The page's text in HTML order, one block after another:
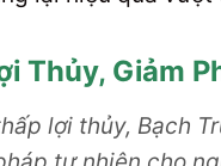
Thủy, Giảm
lợi thủy, Bạch